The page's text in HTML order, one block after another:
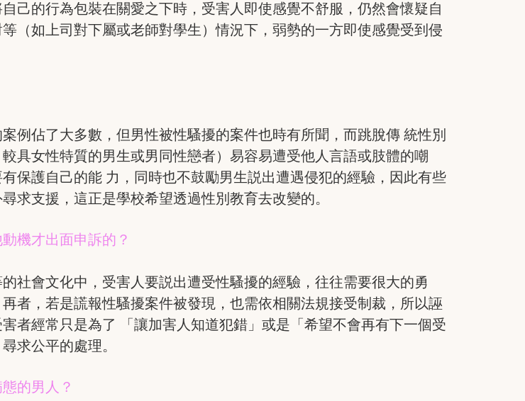
己的行為包裝在關愛之下時，受害人即使感覺不舒服，仍然會懷疑自
（如上司對下屬或老師對學生）情況下，弱勢的一方即使感覺受到侵
例佔了大多數，但男性被性騷擾的案件也時有所聞，而跳脫傳 統性別
具女性特質的男生或男同性戀者）易容易遭受他人言語或肢體的嘲
保護自己的能 力，同時也不鼓勵男生説出遭遇侵犯的經驗，因此有些
求支援，這正是學校希望透過性別教育去改變的。
機才出面申訴的？
社會文化中，受害人要説出遭受性騷擾的經驗，往往需要很大的勇
者，若是謊報性騷擾案件被發現，也需依相關法規接受制裁，所以誣
者經常只是為了 「讓加害人知道犯錯」或是「希望不會再有下一個受
求公平的處理。
的男人？